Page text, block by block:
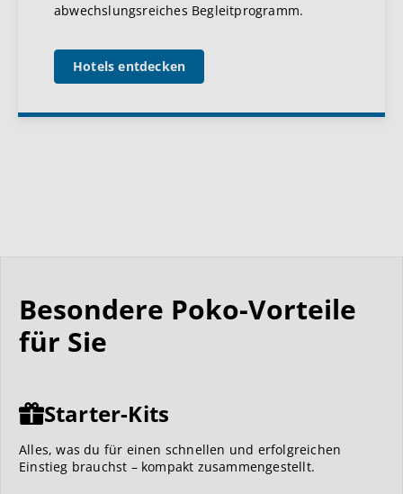
abwechslungsreiches Begleitprogramm.
Hotels entdecken
Besondere Poko-Vorteile
für Sie
Starter-Kits
Alles, was du für einen schnellen und erfolgreichen
Einstieg brauchst – kompakt zusammengestellt.